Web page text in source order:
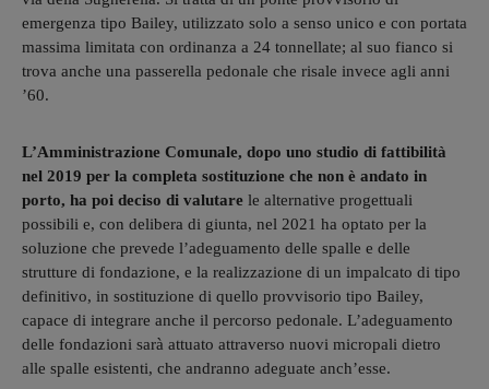
emergenza tipo Bailey, utilizzato solo a senso unico e con portata
massima limitata con ordinanza a 24 tonnellate; al suo fianco si
trova anche una passerella pedonale che risale invece agli anni
’60.
L’Amministrazione Comunale, dopo uno studio di fattibilità
nel 2019 per la completa sostituzione che non è andato in
porto, ha poi deciso di valutare le alternative progettuali
possibili e, con delibera di giunta, nel 2021 ha optato per la
soluzione che prevede l’adeguamento delle spalle e delle
strutture di fondazione, e la realizzazione di un impalcato di tipo
definitivo, in sostituzione di quello provvisorio tipo Bailey,
capace di integrare anche il percorso pedonale. L’adeguamento
delle fondazioni sarà attuato attraverso nuovi micropali dietro
alle spalle esistenti, che andranno adeguate anch’esse.